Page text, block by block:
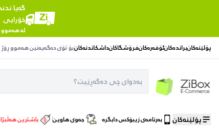
گەیا
خۆرایی
لە
پۆلێنەکانبراندەکانئۆفەرەکانفرۆشگاکانداشکاندنەکانبۆ تۆی دەگەیەنینهەموو ڕۆژ
پۆلێنەکان بەرنامەی زیبۆکس دابگرە جەوی هاوین باشترین ماڵەوە/جوانکاری پێست/
CLARESA LONG LASTING EYEBROW POMADE NOW BRO(W)! 11 LIGHT BROWN